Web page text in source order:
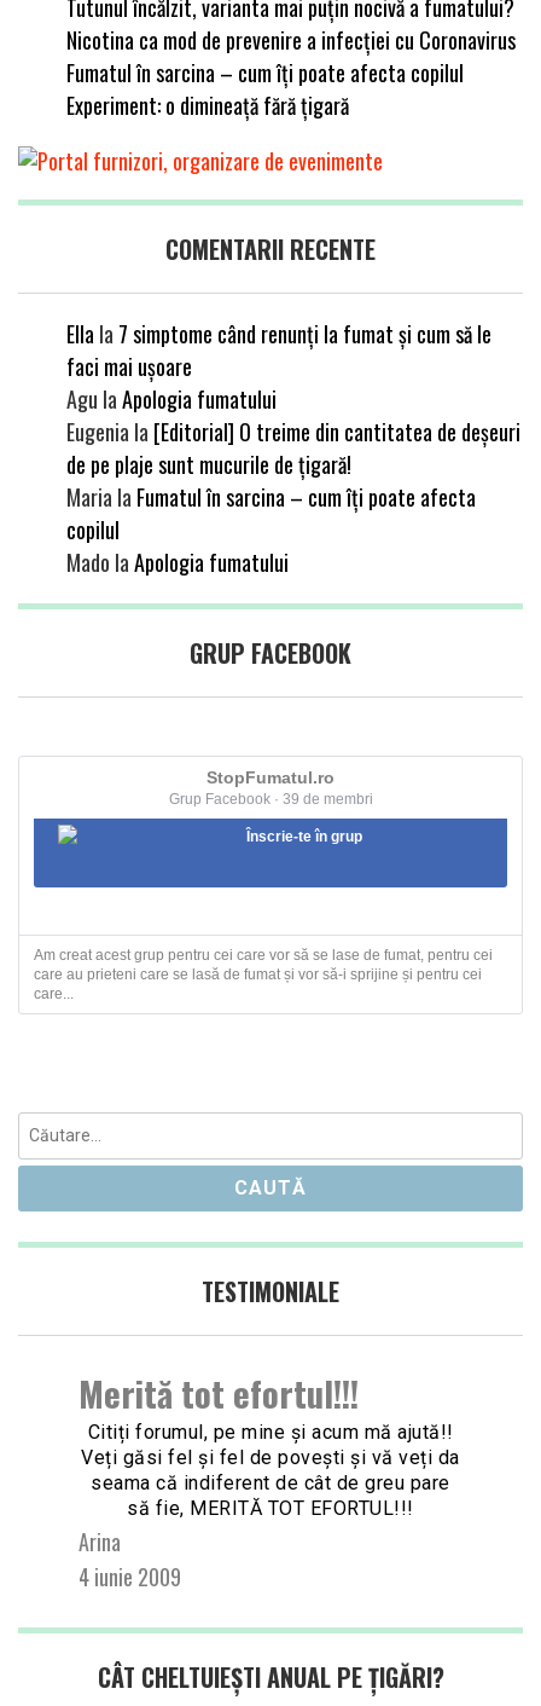
Tutunul încălzit, varianta mai puțin nocivă a fumatului?
Nicotina ca mod de prevenire a infecției cu Coronavirus
Fumatul în sarcina – cum îți poate afecta copilul
Experiment: o dimineață fără țigară
COMENTARII RECENTE
Ellala 7 simptome când renunți la fumat și cum să le
faci mai ușoare
Agu laApologia fumatului
Eugenia la [Editorial] O treime din cantitatea de deșeuri
de pe plaje sunt mucurile de țigară!
Maria la Fumatul în sarcina – cum îți poate afecta
copilul
Mado laApologia fumatului
GRUP FACEBOOK
StopFumatul.ro
Grup Facebook · 39 de membri
Înscrie-te în grup
Am creat acest grup pentru cei care vor să se lase de fumat, pentru cei
care au prieteni care se lasă de fumat și vor să-i sprijine și pentru cei
care...
Caută
după:
TESTIMONIALE
Merită tot efortul!!!
Citiți forumul, pe mine și acum mă ajută!!
Veți găsi fel și fel de povești și vă veți da
seama că indiferent de cât de greu pare
să fie, MERITĂ TOT EFORTUL!!!
Arina
4 iunie 2009
CÂT CHELTUIEȘTI ANUAL PE ȚIGĂRI?